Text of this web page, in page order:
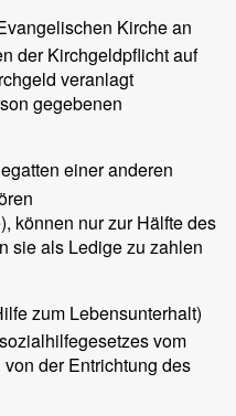
Kirche an
der Kirchgeldpflicht auf
veranlagt
gegebenen
einer anderen
können nur zur Hälfte des
sie als Ledige zu zahlen
zum Lebensunterhalt)
vom
der Entrichtung des